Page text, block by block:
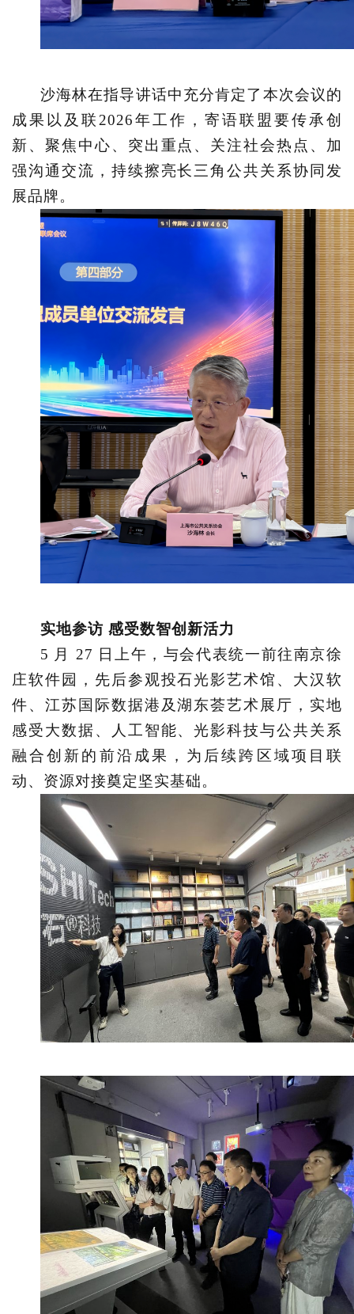
沙海林在指导讲话中充分肯定了本次会议的
成果以及联 2026年工作，寄语联盟要传承创
新、聚焦中心、突出重点、关注社会热点、加
强沟通交流，持续擦亮长三角公共关系协同发
展品牌。
实地参访 感受数智创新活力
5 月 27 日上午，与会代表统一前往南京徐
庄软件园，先后参观投石光影艺术馆、大汉软
件、江苏国际数据港及湖东荟艺术展厅，实地
感受大数据、人工智能、光影科技与公共关系
融合创新的前沿成果，为后续跨区域项目联
动、资源对接奠定坚实基础。